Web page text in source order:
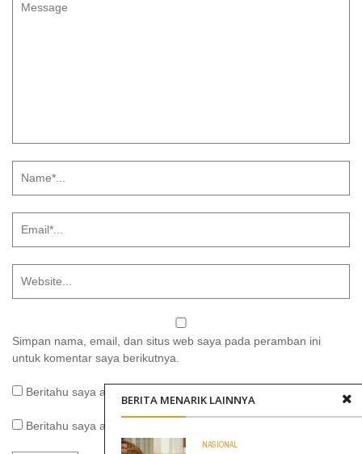
Simpan nama, email, dan situs web saya pada peramban ini
untuk komentar saya berikutnya.
Beritahu saya akan tindak lanjut komentar melalui surel.
Beritahu saya akan tulisan baru melalui surel.
BERITA MENARIK LAINNYA
NASIONAL